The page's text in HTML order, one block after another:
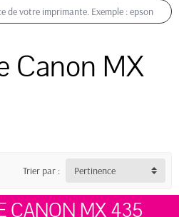
Canon MX
Trier par : Pertinence
CANON MX 435